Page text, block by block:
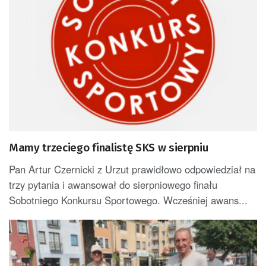
Mamy trzeciego finalistę SKS w sierpniu
Pan Artur Czernicki z Urzut prawidłowo odpowiedział na
trzy pytania i awansował do sierpniowego finału
Sobotniego Konkursu Sportowego. Wcześniej awans...